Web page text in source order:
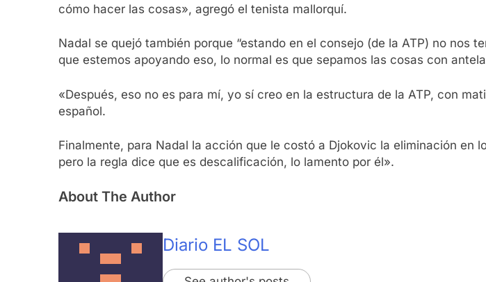
cómo hacer las cosas», agregó el tenista mallorquí.
Nadal se quejó también porque “estando en el consejo (de la ATP) no nos
que estemos apoyando eso, lo normal es que sepamos las cosas con
«Después, eso no es para mí, yo sí creo en la estructura de la ATP, con
español.
Finalmente, para Nadal la acción que le costó a Djokovic la eliminación
pero la regla dice que es descalificación, lo lamento por él».
About The Author
Diario EL SOL